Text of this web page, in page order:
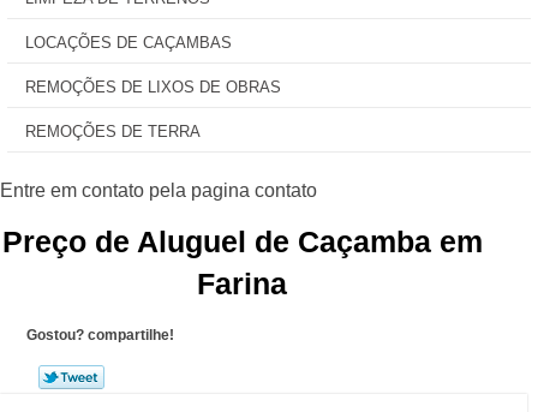
LOCAÇÕES DE CAÇAMBAS
REMOÇÕES DE LIXOS DE OBRAS
REMOÇÕES DE TERRA
Preço de Aluguel de Caçamba em
Farina
Gostou? compartilhe!